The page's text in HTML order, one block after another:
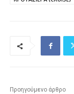
Προηγούμενο άρθρο